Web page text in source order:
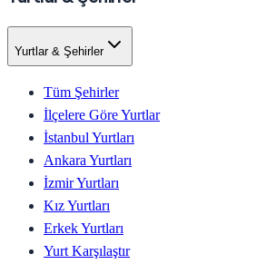
Yurtlar & Şehirler
Tüm Şehirler
İlçelere Göre Yurtlar
İstanbul Yurtları
Ankara Yurtları
İzmir Yurtları
Kız Yurtları
Erkek Yurtları
Yurt Karşılaştır